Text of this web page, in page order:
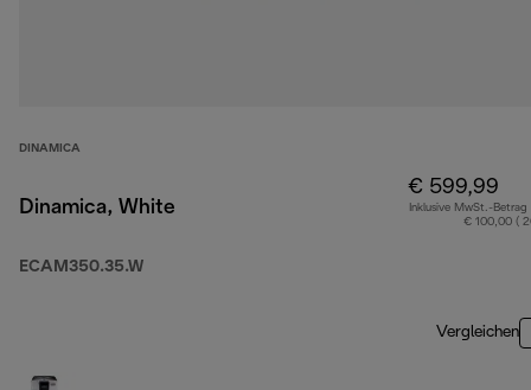
DINAMICA
Dinamica, White
ECAM350.35.W
€ 599,99
Inklusive MwSt.-Betrag
€ 100,00 (
Vergleichen